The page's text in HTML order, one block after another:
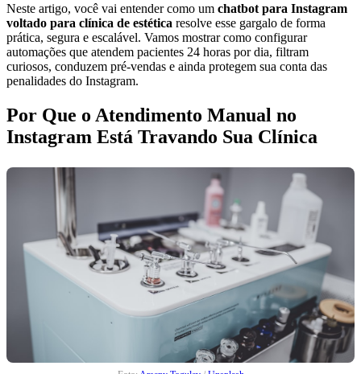
Neste artigo, você vai entender como um chatbot para Instagram
voltado para clínica de estética resolve esse gargalo de forma
prática, segura e escalável. Vamos mostrar como configurar
automações que atendem pacientes 24 horas por dia, filtram
curiosos, conduzem pré-vendas e ainda protegem sua conta das
penalidades do Instagram.
Por Que o Atendimento Manual no
Instagram Está Travando Sua Clínica